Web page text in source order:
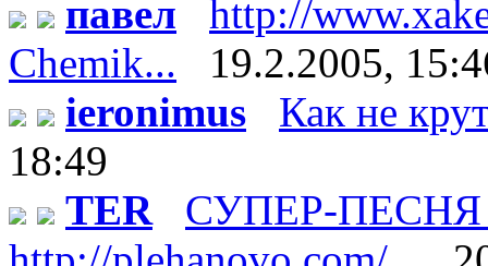
павел
http://
Chemik...
19.2.2005,
ieronimus
Как не
18:49
TER
СУПЕР-ПЕСНЯ